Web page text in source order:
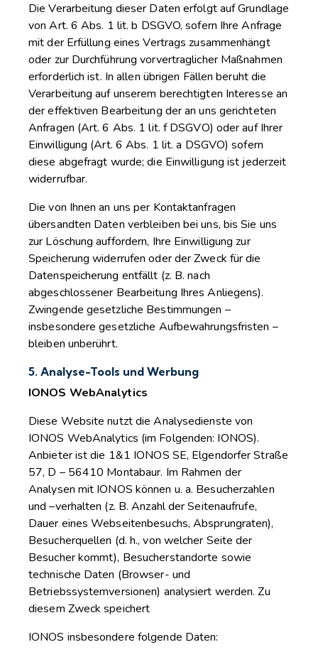
Die Verarbeitung dieser Daten erfolgt auf Grundlage
von Art. 6 Abs. 1 lit. b DSGVO, sofern Ihre Anfrage
mit der Erfüllung eines Vertrags zusammenhängt
oder zur Durchführung vorvertraglicher Maßnahmen
erforderlich ist. In allen übrigen Fällen beruht die
Verarbeitung auf unserem berechtigten Interesse an
der effektiven Bearbeitung der an uns gerichteten
Anfragen (Art. 6 Abs. 1 lit. f DSGVO) oder auf Ihrer
Einwilligung (Art. 6 Abs. 1 lit. a DSGVO) sofern
diese abgefragt wurde; die Einwilligung ist jederzeit
widerrufbar.
Die von Ihnen an uns per Kontaktanfragen
übersandten Daten verbleiben bei uns, bis Sie uns
zur Löschung auffordern, Ihre Einwilligung zur
Speicherung widerrufen oder der Zweck für die
Datenspeicherung entfällt (z. B. nach
abgeschlossener Bearbeitung Ihres Anliegens).
Zwingende gesetzliche Bestimmungen –
insbesondere gesetzliche Aufbewahrungsfristen –
bleiben unberührt.
5. Analyse-Tools und Werbung
IONOS WebAnalytics
Diese Website nutzt die Analysedienste von
IONOS WebAnalytics (im Folgenden: IONOS).
Anbieter ist die 1&1 IONOS SE, Elgendorfer Straße
57, D – 56410 Montabaur. Im Rahmen der
Analysen mit IONOS können u. a. Besucherzahlen
und –verhalten (z. B. Anzahl der Seitenaufrufe,
Dauer eines Webseitenbesuchs, Absprungraten),
Besucherquellen (d. h., von welcher Seite der
Besucher kommt), Besucherstandorte sowie
technische Daten (Browser- und
Betriebssystemversionen) analysiert werden. Zu
diesem Zweck speichert
IONOS insbesondere folgende Daten: